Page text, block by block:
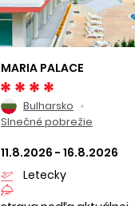
MARIA PALACE
Bulharsko
Slnečné pobrežie
11.8.2026 - 16.8.2026
Letecky